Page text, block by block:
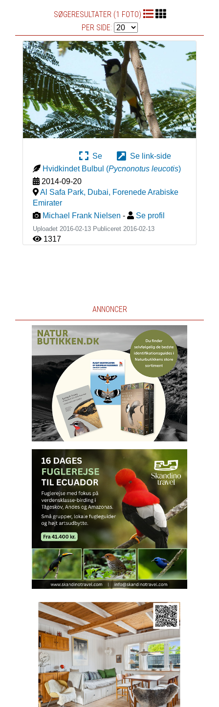
SØGERESULTATER (1 FOTO)
PER SIDE:
Se
Se link-side
Hvidkindet Bulbul (Pycnonotus leucotis)
2014-09-20
Al Safa Park, Dubai, Forenede Arabiske
Emirater
Michael Frank Nielsen - Se profil
Uploadet 2016-02-13 Publiceret 2016-02-13
1317
ANNONCER